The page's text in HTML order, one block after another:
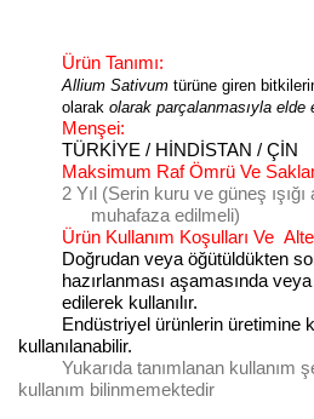
Ürün Tanımı:
Allium Sativum türüne giren
olarak olarak parçalanmasıyla elde
Menşei:
TÜRKİYE / HİNDİSTAN / ÇİN
Maksimum Raf Ömrü Ve
2 Yıl (Serin kuru ve güneş
muhafaza edilmeli)
Ürün Kullanım Koşulları Ve
Doğrudan veya öğütüldükten
hazırlanması aşamasında
edilerek kullanılır.
Endüstriyel ürünlerin üretimine
kullanılanabilir.
Yukarıda tanımlanan kullanım
kullanım bilinmemektedir